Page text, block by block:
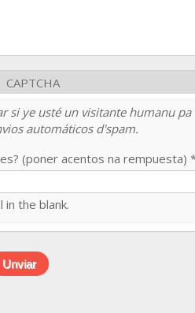
CAPTCHA
si ye usté un visitante humanu pa
automáticos d'spam.
(poner acentos na rempuesta)
in the blank.